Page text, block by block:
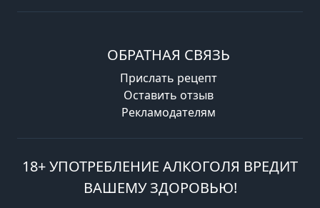
ОБРАТНАЯ СВЯЗЬ
Прислать рецепт
Оставить отзыв
Рекламодателям
18+ УПОТРЕБЛЕНИЕ АЛКОГОЛЯ ВРЕДИТ
ВАШЕМУ ЗДОРОВЬЮ!